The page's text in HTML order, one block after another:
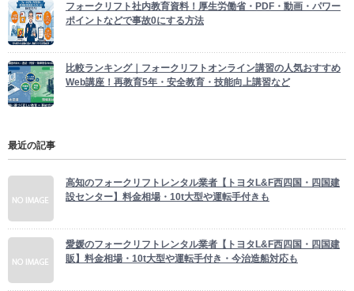
フォークリフト社内教育資料！厚生労働省・PDF・動画・パワー
ポイントなどで事故0にする方法
比較ランキング｜フォークリフトオンライン講習の人気おすすめ
Web講座！再教育5年・安全教育・技能向上講習など
最近の記事
高知のフォークリフトレンタル業者【トヨタL&F西四国・四国建
設センター】料金相場・10t大型や運転手付きも
愛媛のフォークリフトレンタル業者【トヨタL&F西四国・四国建
販】料金相場・10t大型や運転手付き・今治造船対応も